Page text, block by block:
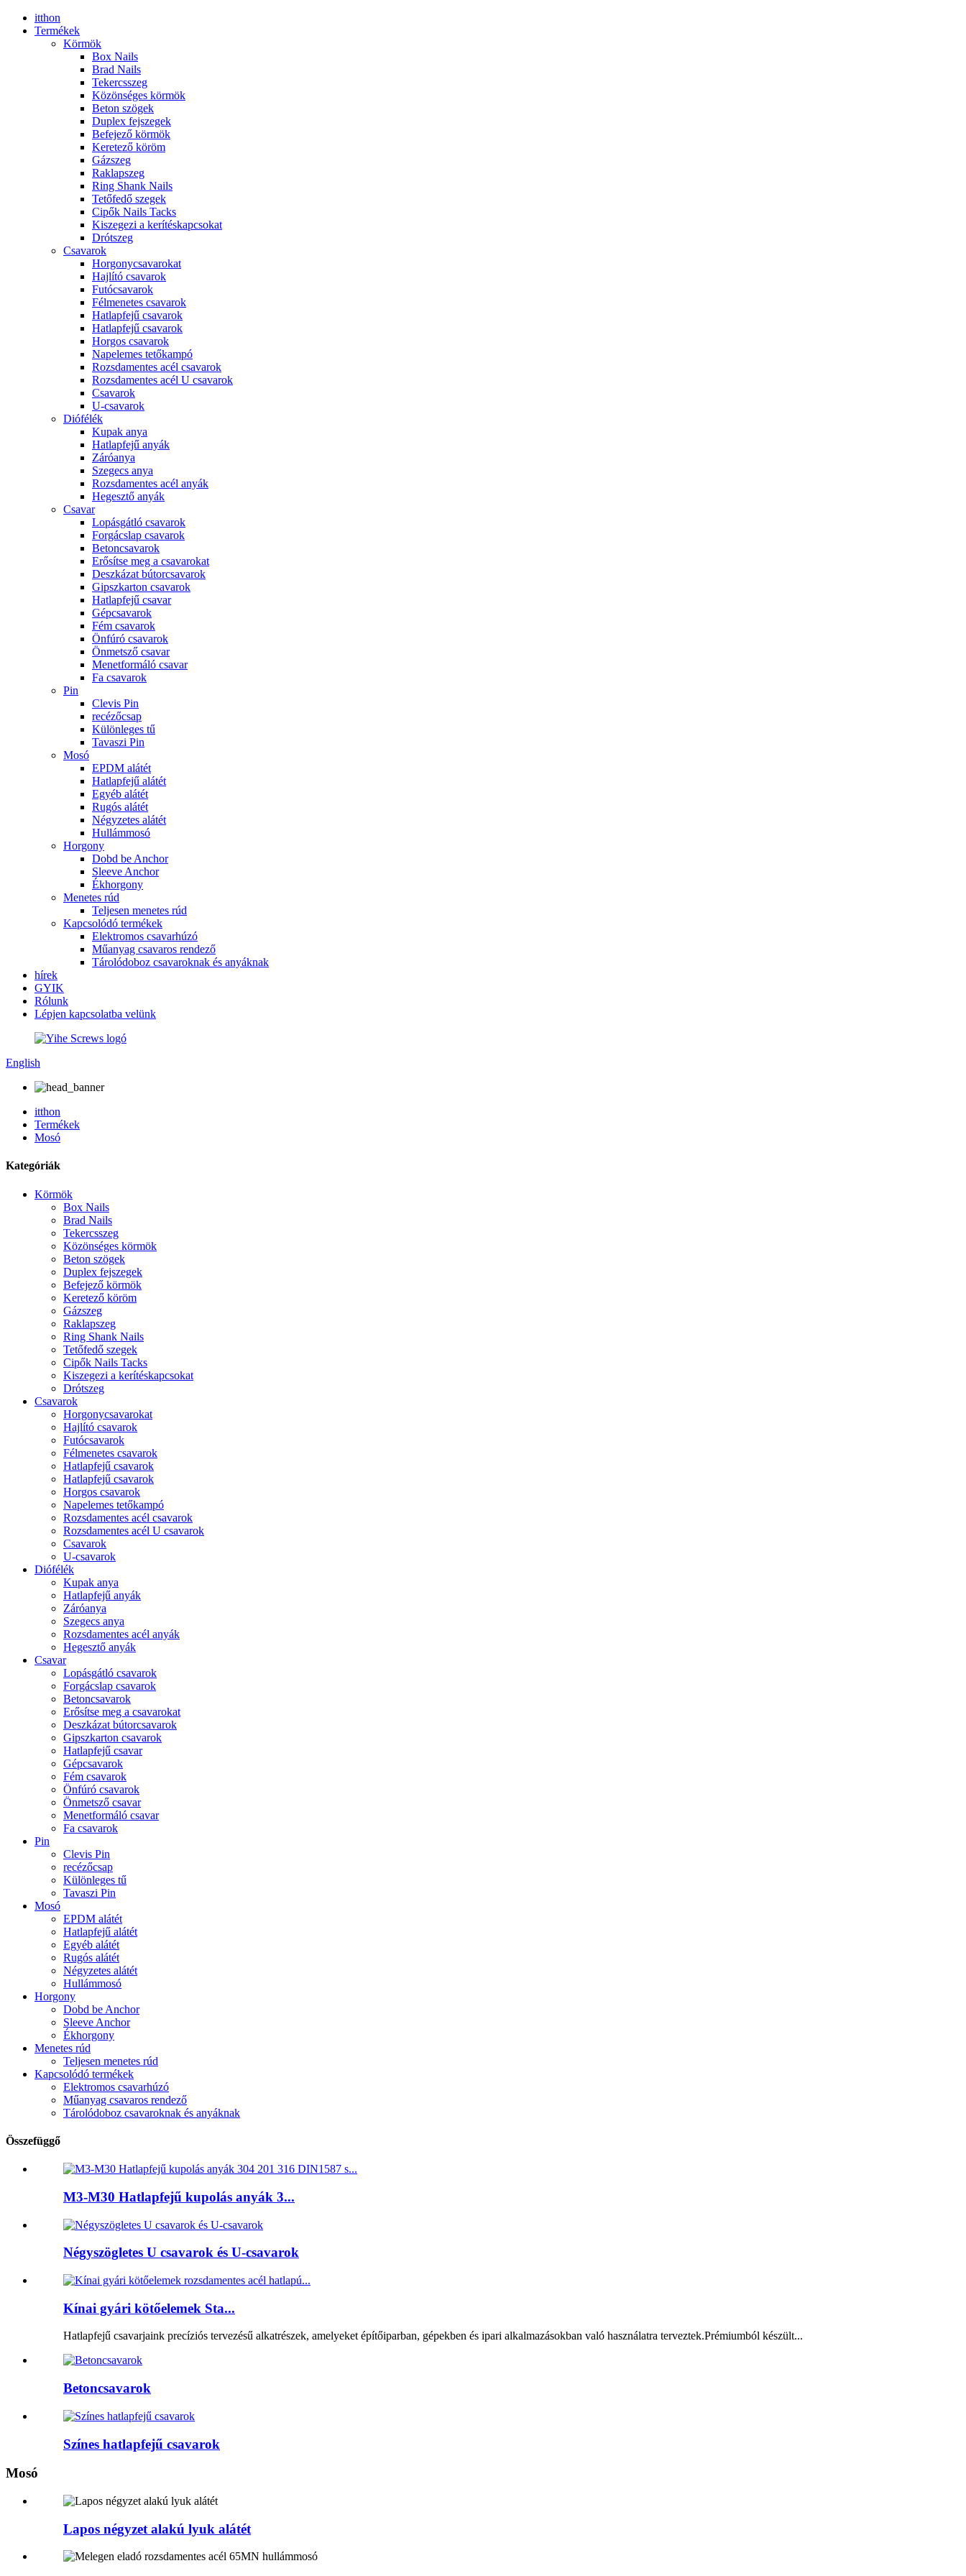
itthon
Termékek
Körmök
Box Nails
Brad Nails
Tekercsszeg
Közönséges körmök
Beton szögek
Duplex fejszegek
Befejező körmök
Keretező köröm
Gázszeg
Raklapszeg
Ring Shank Nails
Tetőfedő szegek
Cipők Nails Tacks
Kiszegezi a kerítéskapcsokat
Drótszeg
Csavarok
Horgonycsavarokat
Hajlító csavarok
Futócsavarok
Félmenetes csavarok
Hatlapfejű csavarok
Hatlapfejű csavarok
Horgos csavarok
Napelemes tetőkampó
Rozsdamentes acél csavarok
Rozsdamentes acél U csavarok
Csavarok
U-csavarok
Diófélék
Kupak anya
Hatlapfejű anyák
Záróanya
Szegecs anya
Rozsdamentes acél anyák
Hegesztő anyák
Csavar
Lopásgátló csavarok
Forgácslap csavarok
Betoncsavarok
Erősítse meg a csavarokat
Deszkázat bútorcsavarok
Gipszkarton csavarok
Hatlapfejű csavar
Gépcsavarok
Fém csavarok
Önfúró csavarok
Önmetsző csavar
Menetformáló csavar
Fa csavarok
Pin
Clevis Pin
recézőcsap
Különleges tű
Tavaszi Pin
Mosó
EPDM alátét
Hatlapfejű alátét
Egyéb alátét
Rugós alátét
Négyzetes alátét
Hullámmosó
Horgony
Dobd be Anchor
Sleeve Anchor
Ékhorgony
Menetes rúd
Teljesen menetes rúd
Kapcsolódó termékek
Elektromos csavarhúzó
Műanyag csavaros rendező
Tárolódoboz csavaroknak és anyáknak
hírek
GYIK
Rólunk
Lépjen kapcsolatba velünk
English
itthon
Termékek
Mosó
Kategóriák
Körmök
Box Nails
Brad Nails
Tekercsszeg
Közönséges körmök
Beton szögek
Duplex fejszegek
Befejező körmök
Keretező köröm
Gázszeg
Raklapszeg
Ring Shank Nails
Tetőfedő szegek
Cipők Nails Tacks
Kiszegezi a kerítéskapcsokat
Drótszeg
Csavarok
Horgonycsavarokat
Hajlító csavarok
Futócsavarok
Félmenetes csavarok
Hatlapfejű csavarok
Hatlapfejű csavarok
Horgos csavarok
Napelemes tetőkampó
Rozsdamentes acél csavarok
Rozsdamentes acél U csavarok
Csavarok
U-csavarok
Diófélék
Kupak anya
Hatlapfejű anyák
Záróanya
Szegecs anya
Rozsdamentes acél anyák
Hegesztő anyák
Csavar
Lopásgátló csavarok
Forgácslap csavarok
Betoncsavarok
Erősítse meg a csavarokat
Deszkázat bútorcsavarok
Gipszkarton csavarok
Hatlapfejű csavar
Gépcsavarok
Fém csavarok
Önfúró csavarok
Önmetsző csavar
Menetformáló csavar
Fa csavarok
Pin
Clevis Pin
recézőcsap
Különleges tű
Tavaszi Pin
Mosó
EPDM alátét
Hatlapfejű alátét
Egyéb alátét
Rugós alátét
Négyzetes alátét
Hullámmosó
Horgony
Dobd be Anchor
Sleeve Anchor
Ékhorgony
Menetes rúd
Teljesen menetes rúd
Kapcsolódó termékek
Elektromos csavarhúzó
Műanyag csavaros rendező
Tárolódoboz csavaroknak és anyáknak
Összefüggő
M3-M30 Hatlapfejű kupolás anyák 3...
Négyszögletes U csavarok és U-csavarok
Kínai gyári kötőelemek Sta...
Hatlapfejű csavarjaink precíziós tervezésű alkatrészek, amelyeket építőiparban, gépekben és ipari alkalmazásokban való használatra terveztek.Prémiumból készült...
Betoncsavarok
Színes hatlapfejű csavarok
Mosó
Lapos négyzet alakú lyuk alátét